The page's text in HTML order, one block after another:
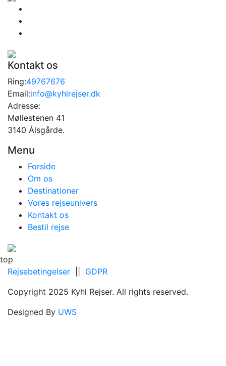
Kontakt os
Ring:49767676
Email:info@kyhlrejser.dk
Adresse:
Møllestenen 41
3140 Ålsgårde.
Menu
Forside
Om os
Destinationer
Vores rejseunivers
Kontakt os
Bestil rejse
top
Rejsebetingelser
GDPR
Copyright 2025 Kyhl Rejser. All rights reserved.
Designed By UWS